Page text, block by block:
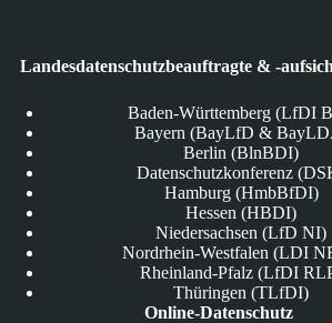
Landesdatenschutzbeauftragte & -
Baden-Württemberg (LfDI
Bayern (BayLfD &
Berlin (BlnBDI)
Datenschutzkonferenz
Hamburg (HmbBfDI)
Hessen (HBDI)
Niedersachsen (LfD NI)
Nordrhein-Westfalen (LDI
Rheinland-Pfalz (LfDI
Thüringen (TLfDI)
Online-Datenschutz